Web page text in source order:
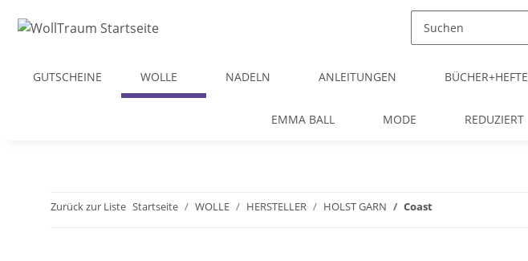
GUTSCHEINE WOLLE NADELN ANLEITUNGEN BÜCHER+HEFTE
EMMA BALL MODE REDUZIERT
Zurück zur Liste Startseite WOLLE HERSTELLER HOLST GARN Coast